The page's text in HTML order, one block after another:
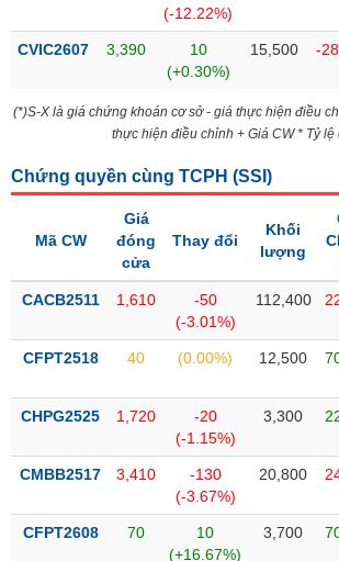
biệt
ký
Danh
mục
phiếu
chi
(-12.22%)
CVIC2607 3,390
10
(+0.30%)
15,500 -
(*)S-X là giá chứng khoán cơ sở - giá thực hiện điều
thực hiện điều chỉnh + Giá CW * Tỷ
Chứng quyền cùng TCPH (SSI )
Mã CW
Giá
đóng
cửa
Thay đổi
Khối
lượng
CACB2511 1,610
-50
(-3.01%)
112,400
CFPT2518 40 (0.00%) 12,500
CHPG2525 1,720
-20
(-1.15%)
3,300
CMBB2517 3,410
-130
(-3.67%)
20,800
CFPT2608 70
10
(+16.67%)
3,700
TƯ
XUẤT
LIỆU
TIN
(-)
SECTOR
NĂNG